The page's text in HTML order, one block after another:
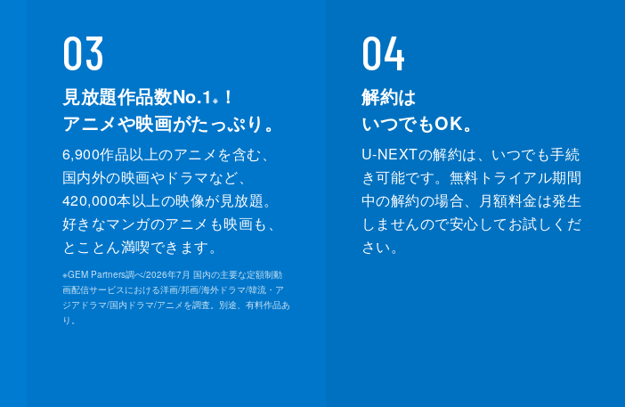
03
見放題作品数No.1 ※
！
アニメや映画がたっぷり。
6,900作品以上のアニメを含む、
国内外の映画やドラマなど、
420,000本以上の映像が見放題。
好きなマンガのアニメも映画も、
とことん満喫できます。
※GEM Partners調べ/2026年7⽉ 国内の主要な定額制動
画配信サービスにおける洋画/邦画/海外ドラマ/韓流・ア
ジアドラマ/国内ドラマ/アニメを調査。別途、有料作品あ
り。
04
解約は
いつでもOK。
U-NEXTの解約は、いつでも手続
き可能です。無料トライアル期間
中の解約の場合、月額料金は発生
しませんので安心してお試しくだ
さい。